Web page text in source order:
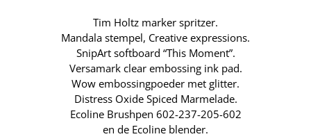
Tim Holtz marker spritzer.
Mandala stempel, Creative expressions.
SnipArt softboard “This Moment”.
Versamark clear embossing ink pad.
Wow embossingpoeder met glitter.
Distress Oxide Spiced Marmelade.
Ecoline Brushpen 602-237-205-602
en de Ecoline blender.